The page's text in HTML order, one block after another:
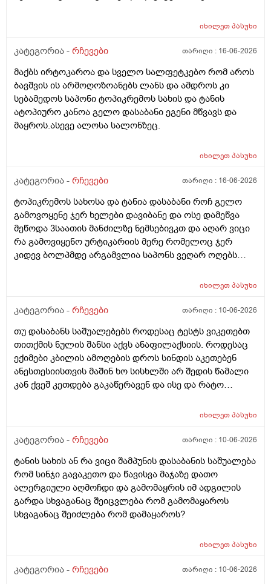
იხილეთპასუხი
კატეგორია - რჩევები თარიღი : 16-06-2026
მაქბს ირტოკაროა და სველო სალფეტკებო რომ აროს
ბავშვის ის არმოღოზოანებს ლანს და ამდროს კი
სებამედოს საპონი ტოპიკრემოს სახის და ტანის
ატოპიურო კანოა გელო დასაბანი ეგენი მწვავს და
მაყროს.ასევე ალოსა სალონზეც.
იხილეთპასუხი
კატეგორია - რჩევები თარიღი : 16-06-2026
ტოპიკრემოს სახოსა და ტანია დასაბანი როჩ გელო
გამოვოყენე ჯერ ხელები დავიბანე და ოსე დამეწვა
მეწოდა 3საათის მანძილზე ნემსებივკთ და აღარ ვიცი
რა გამოვიყენო ურტიკარიის მერე რომელოც ჯერ
კიდევ ბოლპმდე არგამვლია საპონს ვეღარ ოღებს
წავიდა არვოცი რავიყიდო როთ დავიბანო.დავიღალე
მაყროს და მექავება..მ ყან საშინლად გამოშრა ხელები
არსად და ვერც წავალ
იხილეთპასუხი
კატეგორია - რჩევები თარიღი : 10-06-2026
თუ დასაბანს საშუალებებს როდესაც ტესტს ვიკეთებთ
თითქმის ნულის შანსი აქვს ანაფილაქსიის. როდესაც
ექიმები კბილის ამოღების დროს სინდის აკეთებენ
ანესთესიისთვის მაშინ ხო სისხლში არ შედის წამალი
კან ქვეშ კეთდება გაკაწერავენ და ისე და რატო
ახარო რატომ იკითხებიან თუ ანა ფილოქსიოზე არ
გამონაყარი გაჩნდე რატო არიან მზად ყოფნაში გუშინ
რატო არ აკეთებენ ამ სინდს ყველგან და რატომ
მაინცდამაინც სპეციალურ კლინიკებში რატომ ეს
შენიათ
იხილეთპასუხი
კატეგორია - რჩევები თარიღი : 10-06-2026
ტანის სახის ან რა ვიცი შამპუნის დასაბანის საშუალება
რომ სინჯი გავაკეთო და წავისვა მაჯაზე დათო
ალერგიული აღმოჩდი და გამომაყრის იმ ადგილის
გარდა სხვაგანაც შეიცვლება რომ გამომაყაროს
სხვაგანაც შეიძლება რომ დამაყაროს?
იხილეთპასუხი
კატეგორია - რჩევები თარიღი : 10-06-2026